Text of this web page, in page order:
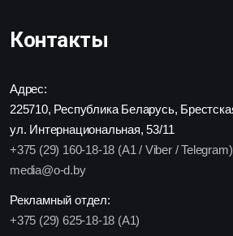
Контакты
Адрес:
225710, Республика Беларусь,
ул. Интернациональная, 53/11
+375 (29) 160-18-18 (A1 / Viber / Telegram)
media@o-d.by
Рекламный отдел:
+375 (29) 625-18-18 (A1)